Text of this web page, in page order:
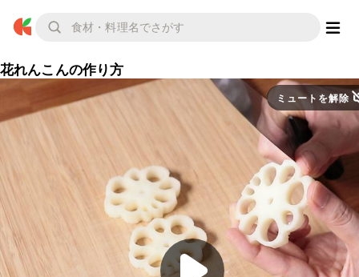
花れんこんの作り方
ミュートを解除